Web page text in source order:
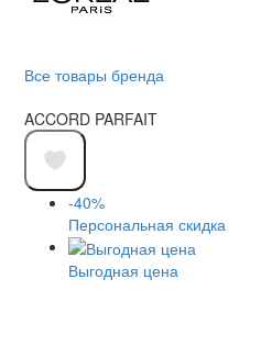
Все товары бренда
ACCORD PARFAIT
-40%
Персональная скидка
Выгодная цена